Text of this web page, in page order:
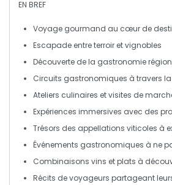
EN BREF
Voyage gourmand au cœur de
Escapade entreterroir etvignobles
Découverte de la gastronomie
Circuits gastronomiques à travers
Ateliers culinaires etvisites de
Expériences immersives avec des
Trésors des appellations viticoles à
Événements gastronomiques à ne
Combinaisons vins et plats à
Récits de voyageurs partageant